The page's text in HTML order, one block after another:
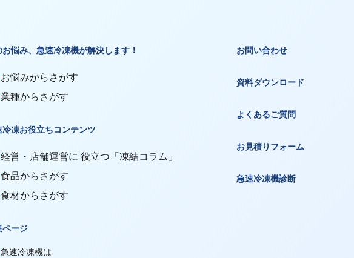
お悩み、急速冷凍機が解決します！
お悩みからさがす
業種からさがす
冷凍お役立ちコンテンツ
経営・店舗運営に 役立つ「凍結コラム」
食品からさがす
食材からさがす
ページ
急速冷凍機は
お問い合わせ
資料ダウンロード
よくあるご質問
お見積りフォーム
急速冷凍機診断